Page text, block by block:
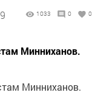
1033 0 0
Минниханов.
Минниханов.